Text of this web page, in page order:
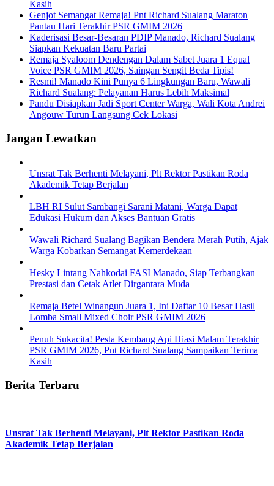
Kasih
Genjot Semangat Remaja! Pnt Richard Sualang Maraton
Pantau Hari Terakhir PSR GMIM 2026
Kaderisasi Besar-Besaran PDIP Manado, Richard Sualang
Siapkan Kekuatan Baru Partai
Remaja Syaloom Dendengan Dalam Sabet Juara 1 Equal
Voice PSR GMIM 2026, Saingan Sengit Beda Tipis!
Resmi! Manado Kini Punya 6 Lingkungan Baru, Wawali
Richard Sualang: Pelayanan Harus Lebih Maksimal
Pandu Disiapkan Jadi Sport Center Warga, Wali Kota Andrei
Angouw Turun Langsung Cek Lokasi
Jangan Lewatkan
Unsrat Tak Berhenti Melayani, Plt Rektor Pastikan Roda
Akademik Tetap Berjalan
LBH RI Sulut Sambangi Sarani Matani, Warga Dapat
Edukasi Hukum dan Akses Bantuan Gratis
Wawali Richard Sualang Bagikan Bendera Merah Putih, Ajak
Warga Kobarkan Semangat Kemerdekaan
Hesky Lintang Nahkodai FASI Manado, Siap Terbangkan
Prestasi dan Cetak Atlet Dirgantara Muda
Remaja Betel Winangun Juara 1, Ini Daftar 10 Besar Hasil
Lomba Small Mixed Choir PSR GMIM 2026
Penuh Sukacita! Pesta Kembang Api Hiasi Malam Terakhir
PSR GMIM 2026, Pnt Richard Sualang Sampaikan Terima
Kasih
Berita Terbaru
Unsrat Tak Berhenti Melayani, Plt Rektor Pastikan Roda
Akademik Tetap Berjalan